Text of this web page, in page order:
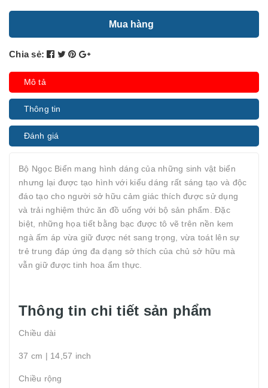
Mua hàng
Chia sẻ:
Mô tả
Thông tin
Đánh giá
Bộ Ngọc Biển mang hình dáng của những sinh vật biển
nhưng lại được tạo hình với kiểu dáng rất sáng tạo và độc
đáo tạo cho người sở hữu cảm giác thích được sử dụng
và trải nghiệm thức ăn đồ uống với bộ sản phẩm. Đặc
biệt, những họa tiết bằng bạc được tô vẽ trên nền kem
ngà ấm áp vừa giữ được nét sang trọng, vừa toát lên sự
trẻ trung đáp ứng đa dạng sở thích của chủ sở hữu mà
vẫn giữ được tinh hoa ẩm thực.
Thông tin chi tiết sản phẩm
Chiều dài
37 cm | 14,57 inch
Chiều rộng